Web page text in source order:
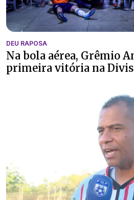
DEU RAPOSA
Na bola aérea, Grêmio
primeira vitória na